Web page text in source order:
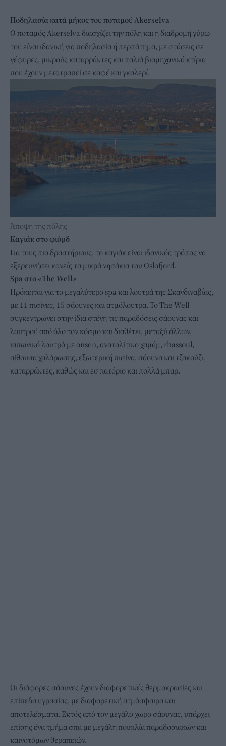
Ποδηλασία κατά μήκος του ποταμού Akerselva
Ο ποταμός Akerselva διασχίζει την πόλη και η διαδρομή γύρω
του είναι ιδανική για ποδηλασία ή περπάτημα, με στάσεις σε
γέφυρες, μικρούς καταρράκτες και παλιά βιομηχανικά κτίρια
που έχουν μετατραπεί σε καφέ και γκαλερί.
Άποψη της πόλης
Καγιάκ στο φιόρδ
Για τους πιο δραστήριους, το καγιάκ είναι ιδανικός τρόπος να
εξερευνήσει κανείς τα μικρά νησάκια του Oslofjord.
Spa στο «The Well»
Πρόκειται για το μεγαλύτερο spa και λουτρά της Σκανδιναβίας,
με 11 πισίνες, 15 σάουνες και ατμόλουτρα. Το The Well
συγκεντρώνει στην ίδια στέγη τις παραδόσεις σάουνας και
λουτρού από όλο τον κόσμο και διαθέτει, μεταξύ άλλων,
ιαπωνικό λουτρό με onsen, ανατολίτικο χαμάμ, rhassoul,
αίθουσα χαλάρωσης, εξωτερική πισίνα, σάουνα και τζακούζι,
καταρράκτες, καθώς και εστιατόριο και πολλά μπαρ.
Οι διάφορες σάουνες έχουν διαφορετικές θερμοκρασίες και
επίπεδα υγρασίας, με διαφορετική ατμόσφαιρα και
αποτελέσματα. Εκτός από τον μεγάλο χώρο σάουνας, υπάρχει
επίσης ένα τμήμα σπα με μεγάλη ποικιλία παραδοσιακών και
καινοτόμων θεραπειών.